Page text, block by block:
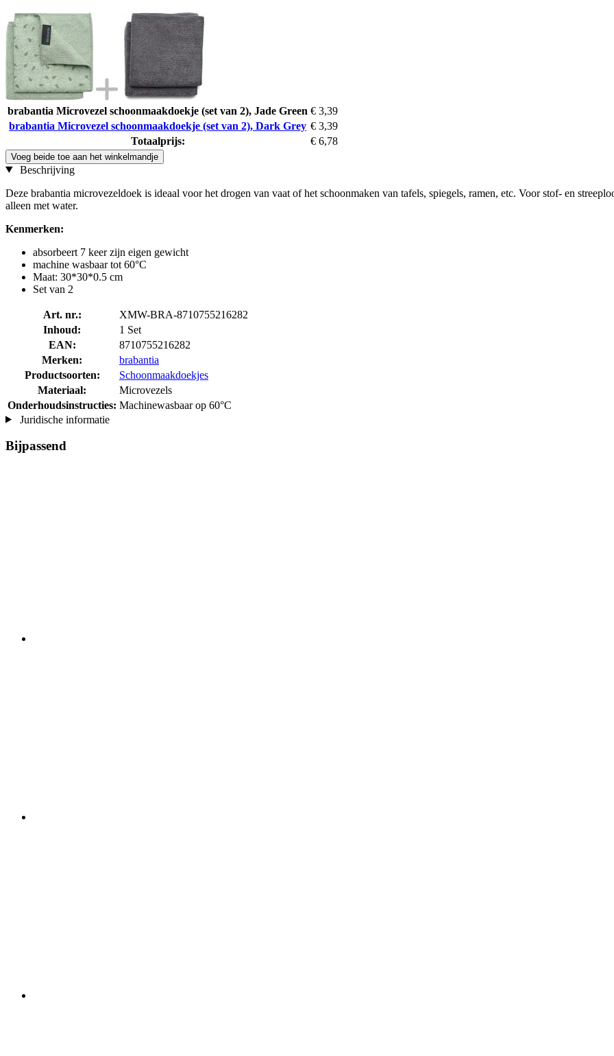
brabantia Microvezel schoonmaakdoekje (set van 2), Jade Green € 3,39
brabantia Microvezel schoonmaakdoekje (set van 2), Dark Grey € 3,39
Totaalprijs:
€ 6,78
Voeg beide toe aan het winkelmandje
Beschrijving
Deze brabantia microvezeldoek is ideaal voor het drogen van vaat of het schoonmaken van tafels, spiegels, ramen, etc. Voor stof- en
alleen met water.
Kenmerken:
absorbeert 7 keer zijn eigen gewicht
machine wasbaar tot 60°C
Maat: 30*30*0.5 cm
Set van 2
Art. nr.:
XMW-BRA-8710755216282
Inhoud:
1 Set
EAN:
8710755216282
Merken:
brabantia
Productsoorten:
Schoonmaakdoekjes
Materiaal:
Microvezels
Onderhoudsinstructies: Machinewasbaar op 60°C
Juridische informatie
Bijpassend